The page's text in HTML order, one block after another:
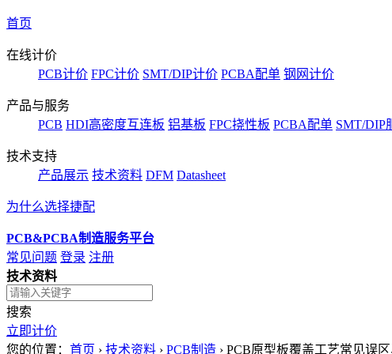
首页
在线计价
PCB计价 FPC计价 SMT/DIP计价 PCBA配单 钢网计价
产品与服务
PCB HDI高密度互连板 铝基板 FPC挠性板 PCBA配单 SMT/DIP
技术支持
产品展示 技术资料 DFM Datasheet
为什么选择捷配
PCB&PCBA制造服务平台
常见问题 登录 注册
技术资料
搜索
立即计价
您的位置： 首页 › 技术资料 › PCB制造 › PCB原型板覆盖工艺常见误